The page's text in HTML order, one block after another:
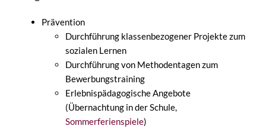
Prävention
Durchführung klassenbezogener Projekte zum
sozialen Lernen
Durchführung von Methodentagen zum
Bewerbungstraining
Erlebnispädagogische Angebote
(Übernachtung in der Schule,
Sommerferienspiele)